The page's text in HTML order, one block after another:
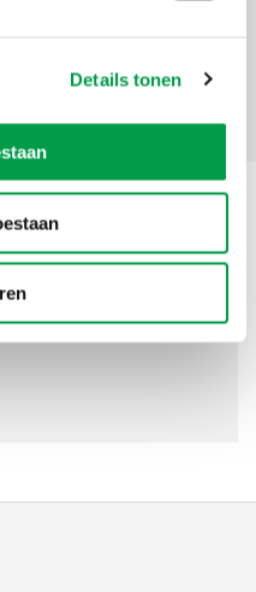
Details tonen
WhatsApp
Share
laan 35 bus 12